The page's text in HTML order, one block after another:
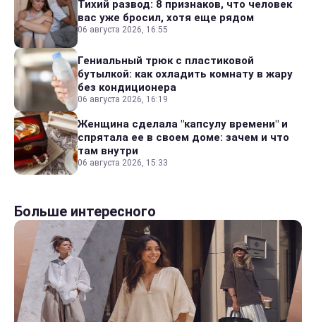
Тихий развод: 8 признаков, что человек
вас уже бросил, хотя еще рядом
06 августа 2026, 16:55
Гениальный трюк с пластиковой
бутылкой: как охладить комнату в жару
без кондиционера
06 августа 2026, 16:19
Женщина сделала "капсулу времени" и
спрятала ее в своем доме: зачем и что
там внутри
06 августа 2026, 15:33
Больше интересного